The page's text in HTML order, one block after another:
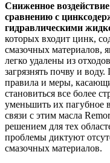
Сниженное
сравнению с
гидравлическими
которых входит цинк,
смазочных материалов,
легко удалены из
загрязнять почву и
правила и меры,
становиться все более
уменьшить их пагубное
связи с этим масла
решением для тех
проблемы диктуют
смазочных материалов.